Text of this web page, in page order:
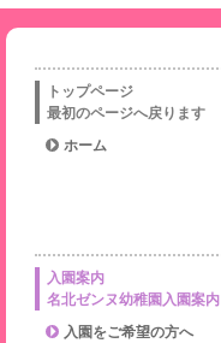
トップページ
最初のページへ戻ります
ホーム
入園案内
名北ゼンヌ幼稚園入園案内
入園をご希望の方へ